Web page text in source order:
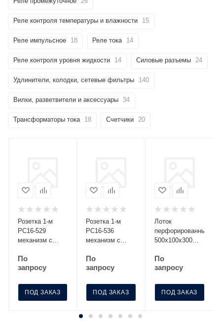
Реле контроля температуры и влажности 15
Реле импульсное 18 Реле тока 14
Реле контроля уровня жидкости 14 Силовые разъемы 24
Удлинители, колодки, сетевые фильтры 140
Вилки, разветвители и аксессуары 34
Трансформаторы тока 18 Счетчики 20
Розетка 1-м
РС16-529
механизм с
шторками
серебро Без
п.1ст.118 НК
По
запросу
ПОД ЗАКАЗ
Розетка 1-м
РС16-536
механизм с
крышкой с защ.
шторк. графит
п.п.1,16
п.1ст.118 НК
По
запросу
ПОД ЗАКАЗ
Лоток
перфорированный
500х100х300
100-3
По
запросу
ПОД ЗАКАЗ